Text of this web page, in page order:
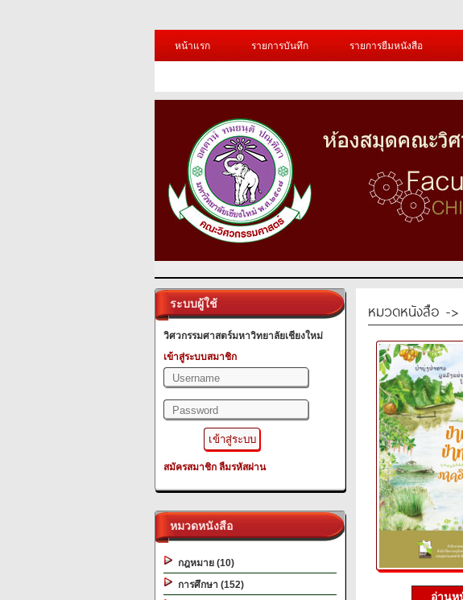
หน้าแรก
รายการบันทึก รายการยืมหนังสือ
ระบบผู้ใช้
วิศวกรรมศาสตร์มหาวิทยาลัยเชียงใหม่
เข้าสู่ระบบสมาชิก
สมัครสมาชิก ลืมรหัสผ่าน
หมวดหนังสือ
กฎหมาย (10)
การศึกษา (152)
หมวดหนังสือ ->